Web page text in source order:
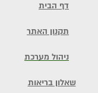
דף הבית
תקנון האתר
ניהול מערכת
שאלון בריאות